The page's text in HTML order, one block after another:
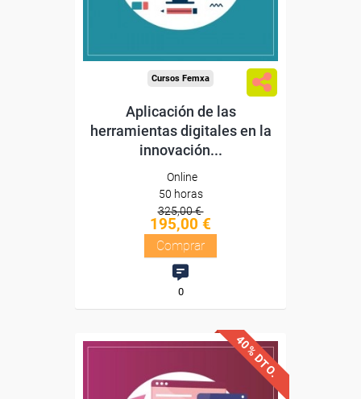
Cursos Femxa
Aplicación de las
herramientas digitales en la
innovación...
Online
50 horas
325,00 €
195,00 €
Comprar
0
40% DTO.
Descuentos especiales